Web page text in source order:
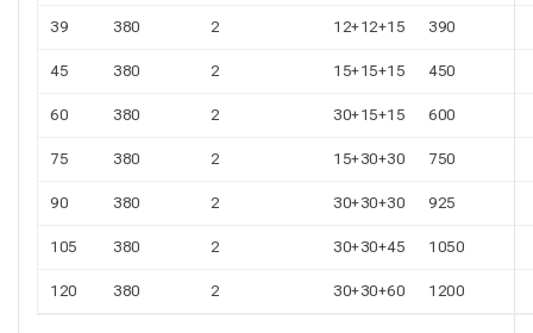
39 380 2 12+12+15 390
45 380 2 15+15+15 450
60 380 2 30+15+15 600
75 380 2 15+30+30 750
90 380 2 30+30+30 925
105 380 2 30+30+45 1050
120 380 2 30+30+60 1200